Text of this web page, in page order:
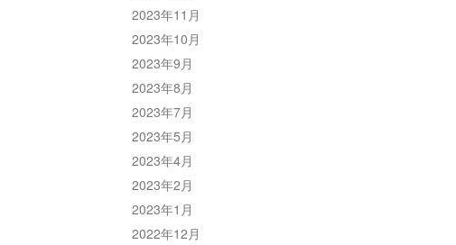
2023年11月
2023年10月
2023年9月
2023年8月
2023年7月
2023年5月
2023年4月
2023年2月
2023年1月
2022年12月